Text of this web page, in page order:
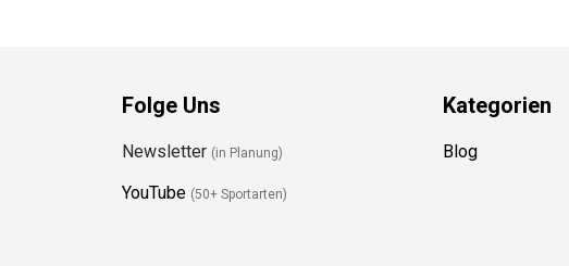
Folge Uns
Newsletter (in Planung)
YouTube (50+ Sportarten)
Kategorien
Blog